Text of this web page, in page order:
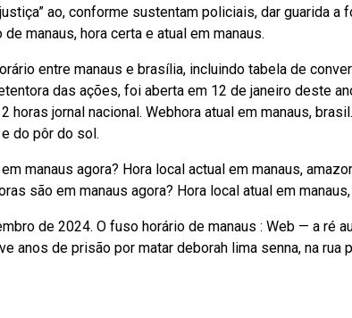
ao, conforme sustentam policiais, dar guarida
manaus, hora certa e atual em manaus.
entre manaus e brasília, incluindo tabela de
das ações, foi aberta em 12 de janeiro deste
horas jornal nacional. Webhora atual em manaus,
do pôr do sol.
manaus agora? Hora local actual em manaus,
são em manaus agora? Hora local atual em
de 2024. O fuso horário de manaus : Web — a ré
anos de prisão por matar deborah lima senna, na rua